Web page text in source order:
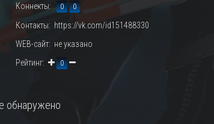
Коннекты: 0 0
Контакты: https://vk.com/id151488330
WEB-сайт: не указано
Рейтинг:
0
обнаружено